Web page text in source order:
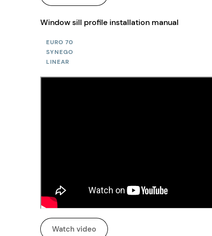
Window sill profile installation manual
EURO 70
SYNEGO
LINEAR
Watch video